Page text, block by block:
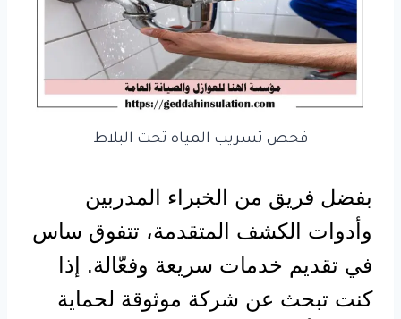
فحص تسريب المياه تحت البلاط
بفضل فريق من الخبراء المدربين
وأدوات الكشف المتقدمة، تتفوق ساس
في تقديم خدمات سريعة وفعّالة. إذا
كنت تبحث عن شركة موثوقة لحماية